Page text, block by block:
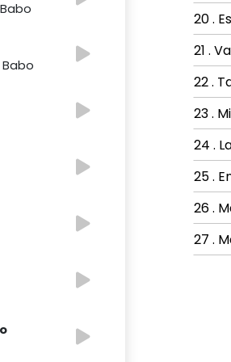
20 .
21 .
22 .
23 .
24 .
25 .
26 .
27 .